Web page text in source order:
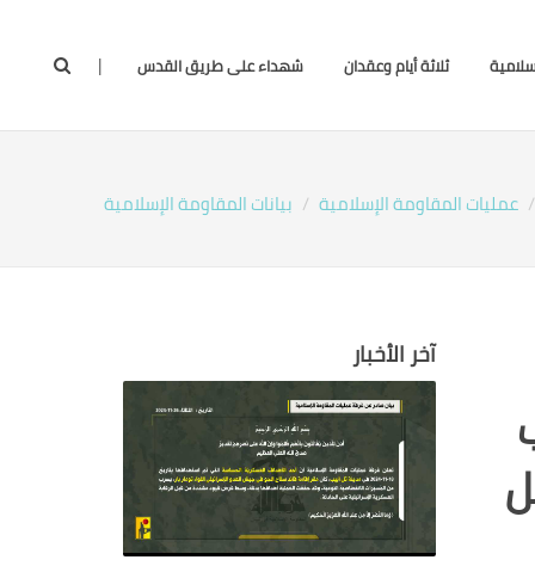
ثلاثة أيام وعقدان شهداء على طريق القدس |
عمليات المقاومة الإسلامية بيانات المقاومة الإسلامية
آخر الأخبار